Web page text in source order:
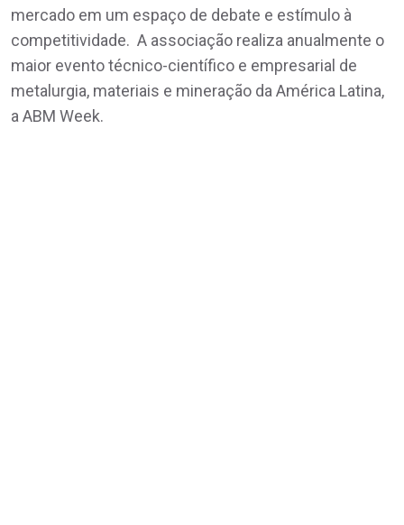
mercado em um espaço de debate e estímulo à
competitividade. A associação realiza anualmente o
maior evento técnico-científico e empresarial de
metalurgia, materiais e mineração da América Latina,
a ABM Week.